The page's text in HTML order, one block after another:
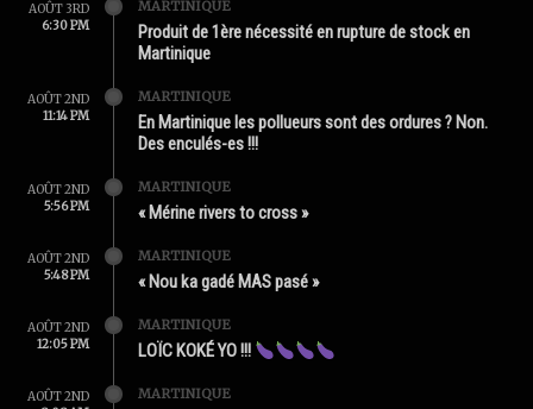
AOÛT 3RD
6:30 PM
MARTINIQUE
Produit de 1ère nécessité en rupture de stock en
Martinique
AOÛT 2ND
11:14 PM
MARTINIQUE
En Martinique les pollueurs sont des ordures ? Non.
Des enculés-es !!!
AOÛT 2ND
5:56 PM
MARTINIQUE
« Mérine rivers to cross »
AOÛT 2ND
5:48 PM
MARTINIQUE
« Nou ka gadé MAS pasé »
AOÛT 2ND
12:05 PM
MARTINIQUE
LOÏC KOKÉ YO !!!
AOÛT 2ND
MARTINIQUE